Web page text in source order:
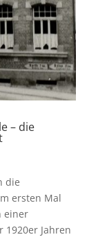
– die
die
ersten Mal
einer
1920er Jahren